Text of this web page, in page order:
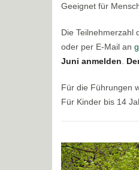
Geeignet für
Die Teilnehmerzahl
oder per E-Mail an
Juni anmelden
Für die Führungen
Für Kinder bis 14